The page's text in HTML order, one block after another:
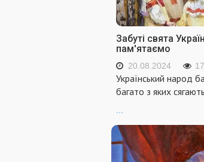
Забуті свята
пам'ятаємо
20.08.2024
Український народ
багато з яких
...